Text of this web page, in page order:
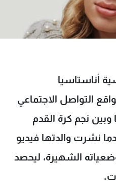
أناستاسيا
التواصل الاجتماعي
نجم كرة القدم
نشرت والدتها فيديو
الشهيرة، ليحصد
معنا
الإسـتخدام
الخصوصية